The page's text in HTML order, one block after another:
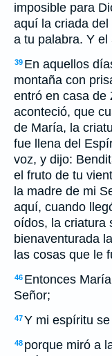
imposible para
aquí la criada
a tu palabra. Y
39 En aquellos
montaña con
entró en casa de
aconteció, que
de María, la
fue llena del
voz, y dijo:
el fruto de tu
la madre de mi
aquí, cuando
oídos, la criatura
bienaventurada
las cosas que le
46 Entonces
Señor;
47Y mi espíritu
48 porque miró a